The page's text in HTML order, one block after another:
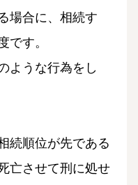
場合に、相続す
です。
ような行為をし
続順位が先である
亡させて刑に処せ